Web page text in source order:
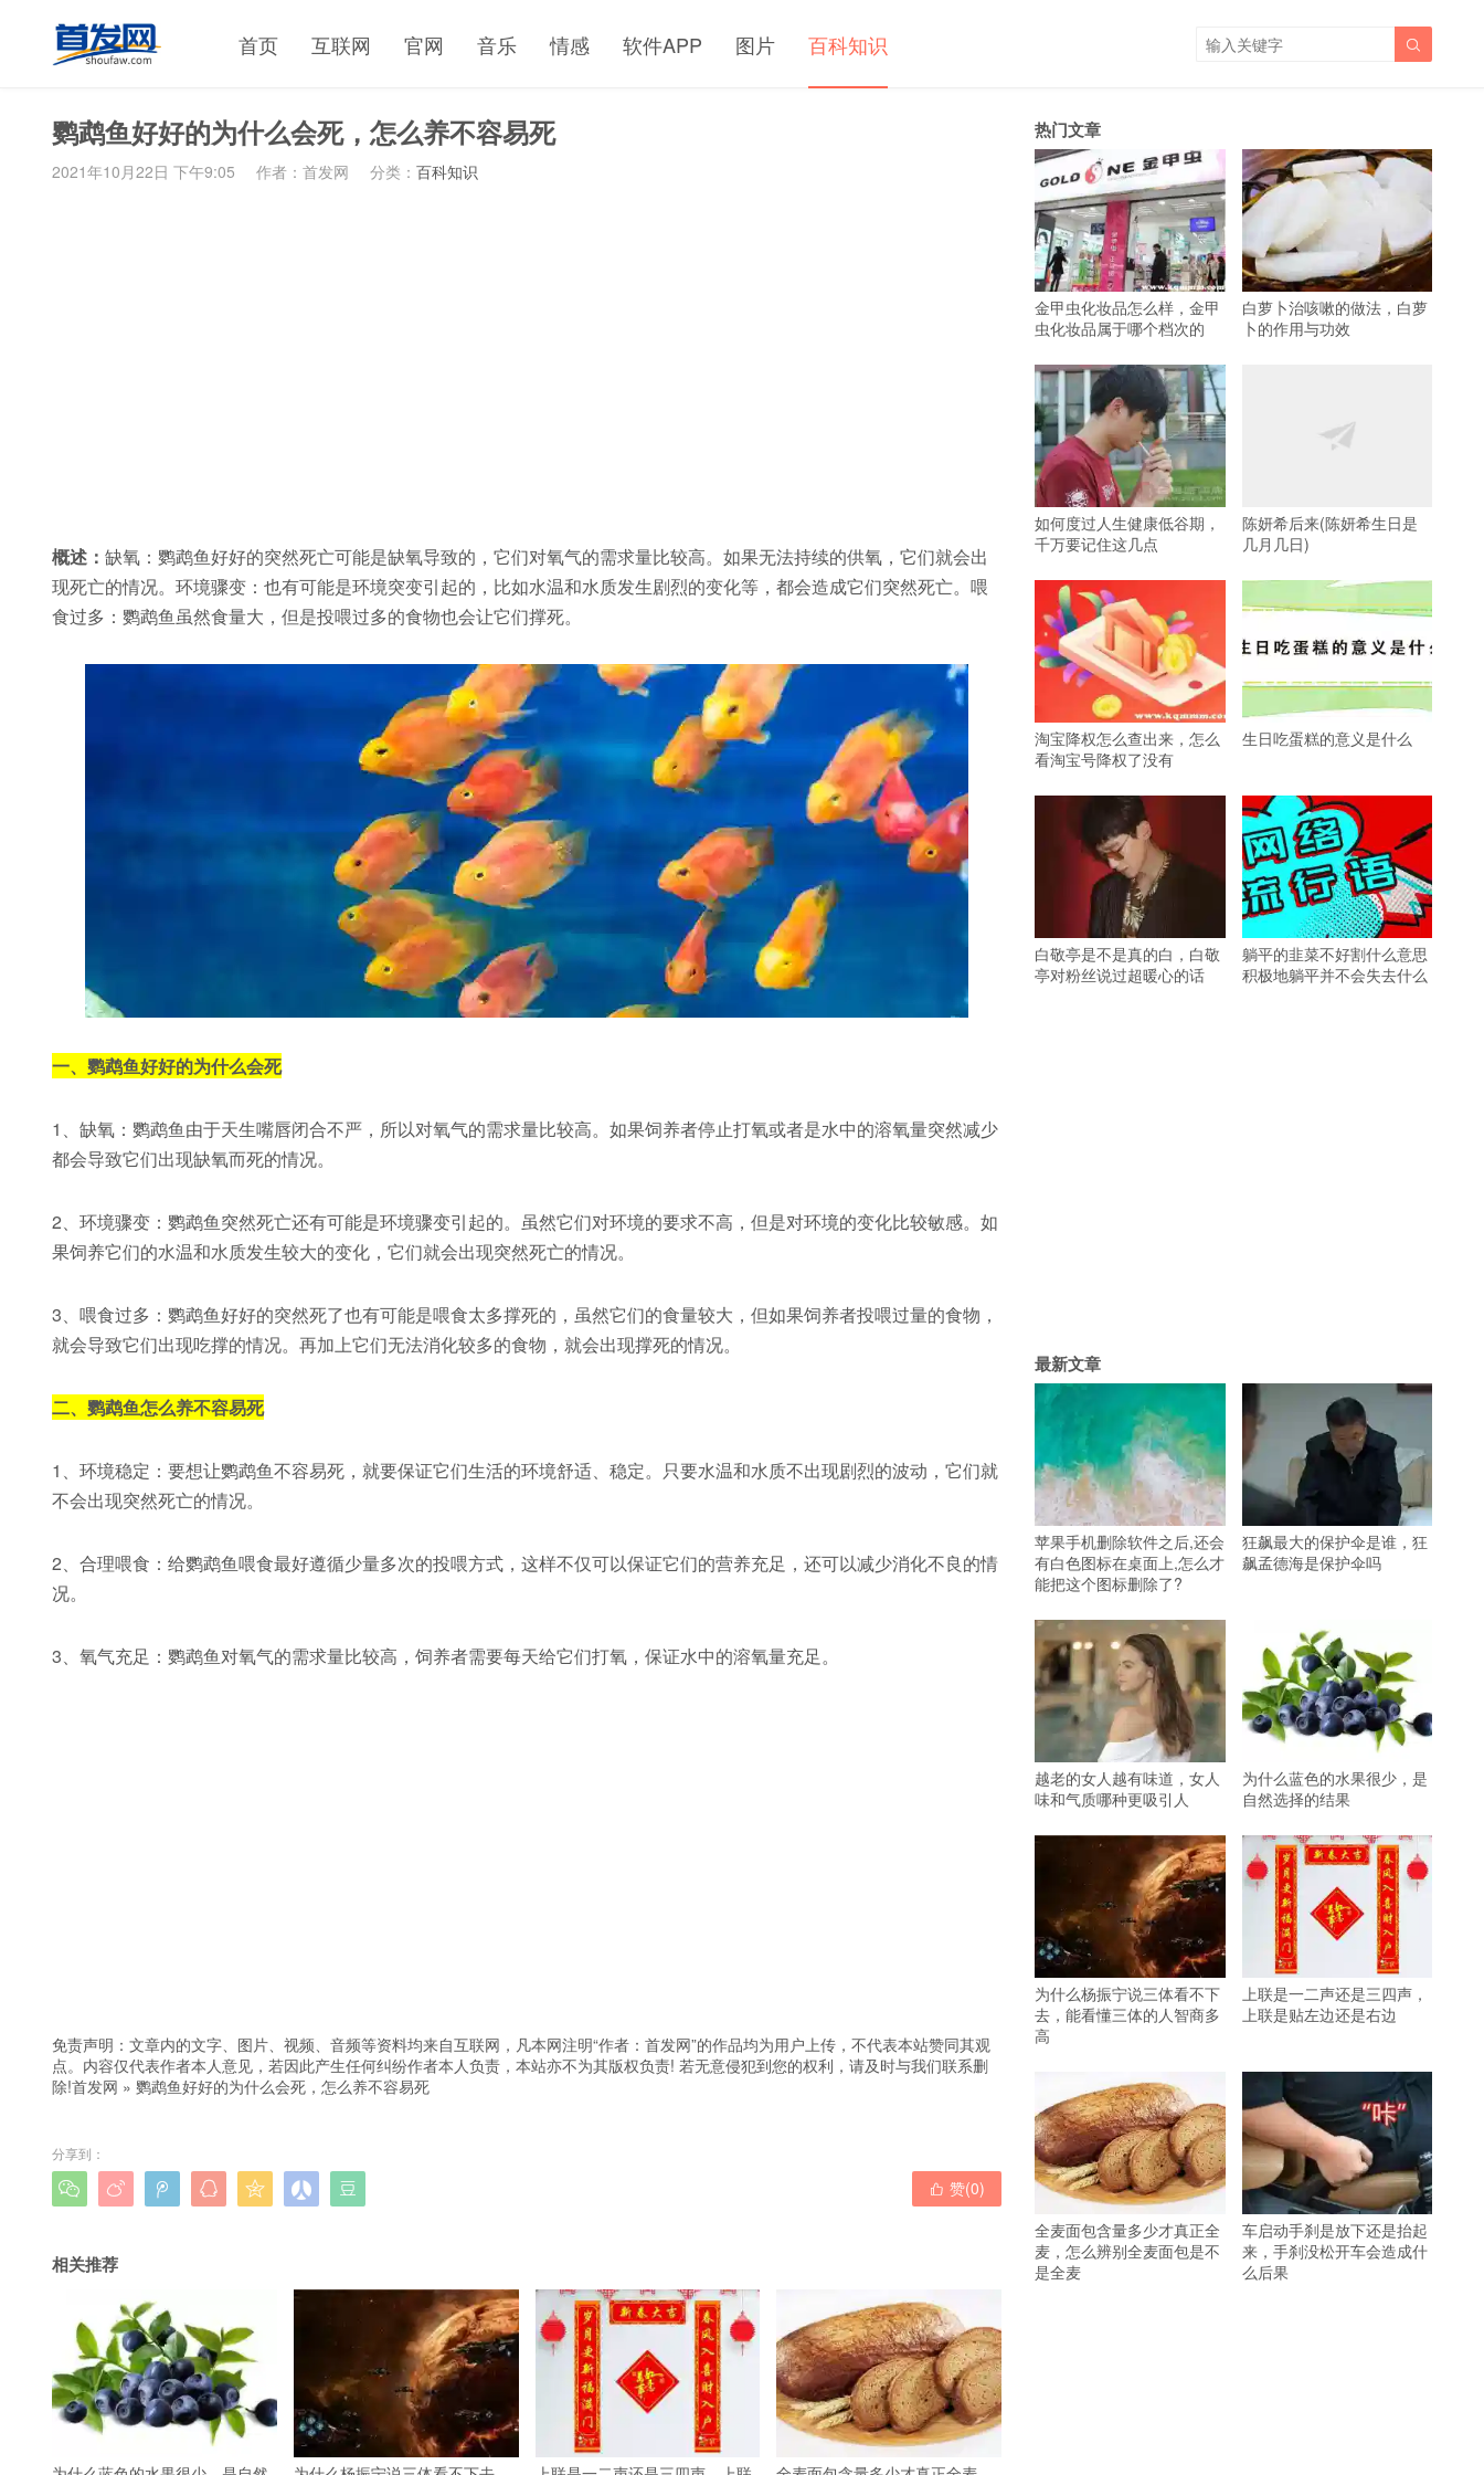
首页 互联网 官网 音乐 情感 软件APP 图片 百科知识 
鹦鹉鱼好好的为什么会死，怎么养不容易死
2021年10月22日 下午9:05 作者：首发网 分类： 百科知识
概述： 缺氧：鹦鹉鱼好好的突然死亡可能是缺氧导致的，它们对氧气的需求量比较高。如果无法持续的供氧，它们就会出
现死亡的情况。环境骤变：也有可能是环境突变引起的，比如水温和水质发生剧烈的变化等，都会造成它们突然死亡。喂
食过多：鹦鹉鱼虽然食量大，但是投喂过多的食物也会让它们撑死。
一、鹦鹉鱼好好的为什么会死
1、缺氧：鹦鹉鱼由于天生嘴唇闭合不严，所以对氧气的需求量比较高。如果饲养者停止打氧或者是水中的溶氧量突然减少
都会导致它们出现缺氧而死的情况。
2、环境骤变：鹦鹉鱼突然死亡还有可能是环境骤变引起的。虽然它们对环境的要求不高，但是对环境的变化比较敏感。如
果饲养它们的水温和水质发生较大的变化，它们就会出现突然死亡的情况。
3、喂食过多：鹦鹉鱼好好的突然死了也有可能是喂食太多撑死的，虽然它们的食量较大，但如果饲养者投喂过量的食物，
就会导致它们出现吃撑的情况。再加上它们无法消化较多的食物，就会出现撑死的情况。
二、鹦鹉鱼怎么养不容易死
1、环境稳定：要想让鹦鹉鱼不容易死，就要保证它们生活的环境舒适、稳定。只要水温和水质不出现剧烈的波动，它们就
不会出现突然死亡的情况。
2、合理喂食：给鹦鹉鱼喂食最好遵循少量多次的投喂方式，这样不仅可以保证它们的营养充足，还可以减少消化不良的情
况。
3、氧气充足：鹦鹉鱼对氧气的需求量比较高，饲养者需要每天给它们打氧，保证水中的溶氧量充足。
免责声明：文章内的文字、图片、视频、音频等资料均来自互联网，凡本网注明“作者：首发网”的作品均为用户上传，不代表本站赞同其观
点。内容仅代表作者本人意见，若因此产生任何纠纷作者本人负责，本站亦不为其版权负责! 若无意侵犯到您的权利，请及时与我们联系删
除!首发网 » 鹦鹉鱼好好的为什么会死，怎么养不容易死
分享到：
        赞(0)
相关推荐
热门文章
金甲虫化妆品怎么样，金甲
虫化妆品属于哪个档次的
白萝卜治咳嗽的做法，白萝
卜的作用与功效
如何度过人生健康低谷期，
千万要记住这几点
陈妍希后来(陈妍希生日是
几月几日)
淘宝降权怎么查出来，怎么
看淘宝号降权了没有
生日吃蛋糕的意义是什么
白敬亭是不是真的白，白敬
亭对粉丝说过超暖心的话
躺平的韭菜不好割什么意思
积极地躺平并不会失去什么
最新文章
苹果手机删除软件之后,还会
有白色图标在桌面上,怎么才
能把这个图标删除了?
狂飙最大的保护伞是谁，狂
飙孟德海是保护伞吗
越老的女人越有味道，女人
味和气质哪种更吸引人
为什么蓝色的水果很少，是
自然选择的结果
为什么杨振宁说三体看不下
去，能看懂三体的人智商多
高
上联是一二声还是三四声，
上联是贴左边还是右边
全麦面包含量多少才真正全
麦，怎么辨别全麦面包是不
是全麦
车启动手刹是放下还是抬起
来，手刹没松开车会造成什
么后果